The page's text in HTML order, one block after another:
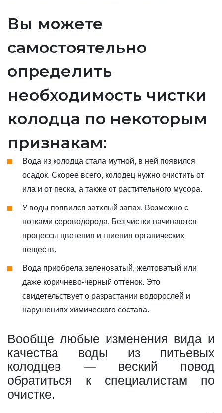
Вы можете
самостоятельно
определить
необходимость чистки
колодца по некоторым
признакам:
Вода из колодца стала мутной, в ней появился
осадок. Скорее всего, колодец нужно очистить от
ила и от песка, а также от растительного мусора.
У воды появился затхлый запах. Возможно с
нотками сероводорода. Без чистки начинаются
процессы цветения и гниения органических
веществ.
Вода приобрела зеленоватый, желтоватый или
даже коричнево-черный оттенок. Это
свидетельствует о разрастании водорослей и
нарушениях химического состава.
Вообще любые изменения вида и
качества воды из питьевых
колодцев — веский повод
обратиться к специалистам по
очистке.